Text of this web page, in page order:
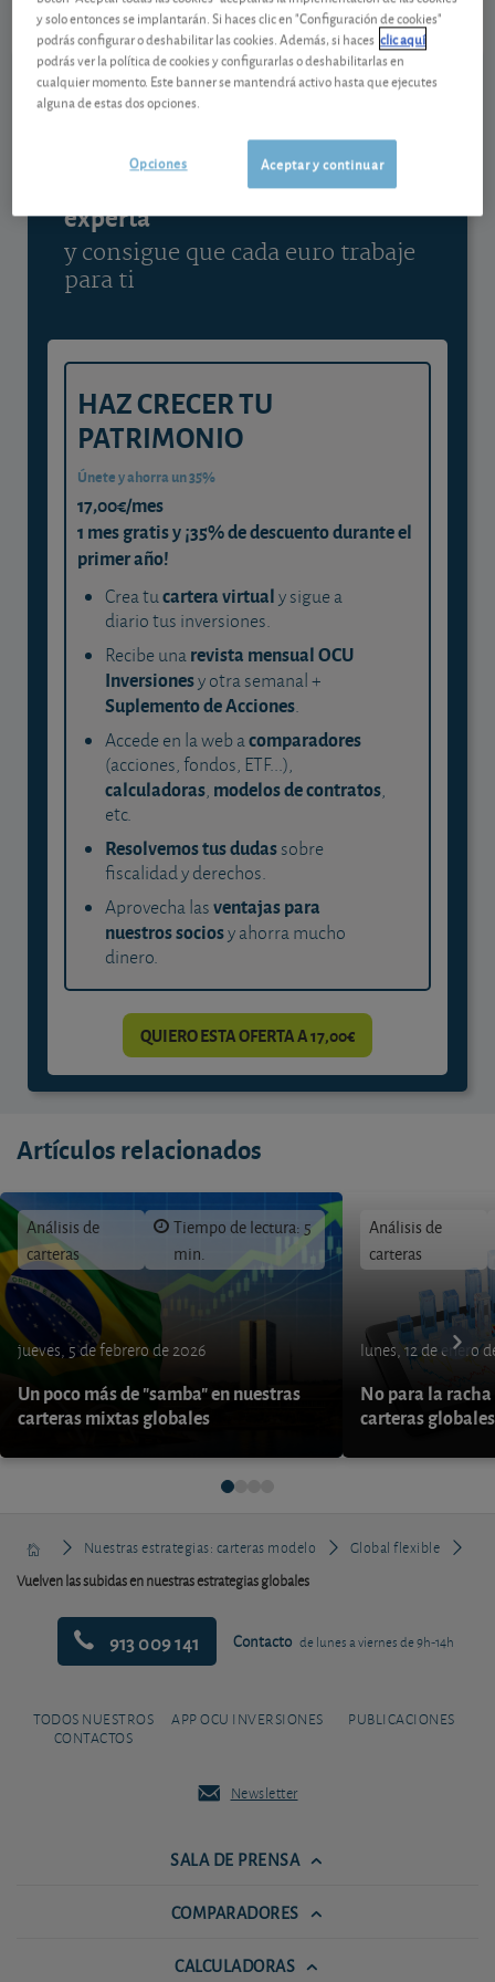
Ver detalladamente
Contenido reservado a SOCIOS
Gestiona tu dinero con visión
experta
y consigue que cada euro trabaje
para ti
HAZ CRECER TU
PATRIMONIO
Únete y ahorra un 35%
17,00€/mes
1 mes gratis y ¡35% de descuento durante el
primer año!
Crea tucartera virtualy sigue a
diario tus inversiones.
Recibe unarevista mensual OCU
Inversionesy otra semanal +
Suplemento de Acciones.
Accede en la web acomparadores
(acciones, fondos, ETF...),
calculadoras, modelos de contratos,
etc.
Resolvemos tus dudassobre
fiscalidad y derechos.
Aprovecha lasventajas para
nuestros sociosy ahorra mucho
dinero.
QUIERO ESTA OFERTA A 17,00€
Artículos relacionados
Análisis de
carteras
Tiempo de lectura: 5
min.
jueves, 5 de febrero de 2026
Un poco más de "samba" en nuestras
carteras mixtas globales
Análisis de
carteras
lunes, 12 de enero
No para la
carteras globales
Nuestras estrategias: carteras modelo
Global flexible
Vuelven las subidas en nuestras estrategias globales
913 009 141 Contacto de lunes a viernes de 9h-14h
TODOS NUESTROS
CONTACTOS
APP OCU INVERSIONES PUBLICACIONES
Newsletter
SALA DE PRENSA
COMPARADORES
CALCULADORAS
y solo entonces se implantarán. Si haces clic en "Configuración de cookies"
podrás configurar o deshabilitar las cookies. Además, si haces clic aquí
podrás ver la política de cookies y configurarlas o deshabilitarlas en
cualquier momento. Este banner se mantendrá activo hasta que ejecutes
alguna de estas dos opciones.
Aceptar y continuar
Opciones